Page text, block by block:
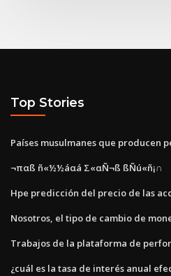
Top Stories
Países musulmanes que producen
¬παß ñ«½½áαá Σ«αÑ¬ß ßÑú«ñ¡∩
Hpe predicción del precio de las
Nosotros, el tipo de cambio de
Trabajos de la plataforma de
¿cuál es la tasa de interés anual